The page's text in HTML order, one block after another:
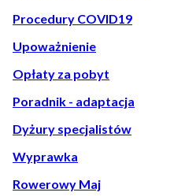
Procedury COVID19
Upoważnienie
Opłaty za pobyt
Poradnik - adaptacja
Dyżury specjalistów
Wyprawka
Rowerowy Maj